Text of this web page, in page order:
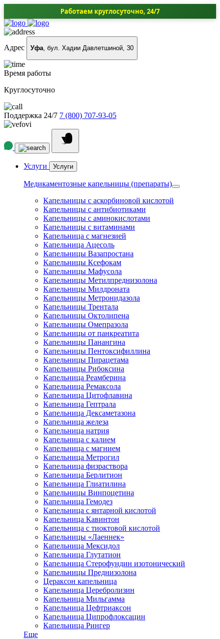
Работаем круглосуточно, 24/7
Адрес Уфа, бул. Хадии Давлетшиной, 30
Время работы
Круглосуточно
Поддержка 24/7 7 (800) 707-93-05
Услуги Услуги
Медикаментозные капельницы (препараты)
Капельницы с аскорбиновой кислотой
Капельницы с антибиотиками
Капельницы с аминокислотами
Капельницы с витаминами
Капельница с магнезией
Капельница Ацесоль
Капельницы Вазапростана
Капельницы Ксефокам
Капельницы Мафусола
Капельницы Метилпреднизолона
Капельницы Милдроната
Капельницы Метронидазола
Капельницы Трентала
Капельницы Октолипена
Капельницы Омепразола
Капельницы от панкреатита
Капельницы Панангина
Капельницы Пентоксифиллина
Капельницы Пирацетама
Капельницы Рибоксина
Капельница Реамберина
Капельница Ремаксола
Капельница Цитофлавина
Капельница Гептрала
Капельница Дексаметазона
Капельница железа
Капельница натрия
Капельница с калием
Капельница с магнием
Капельница Метрогил
Капельница физраствора
Капельница Берлитион
Капельница Глиатилина
Капельницы Винпоцетина
Капельница Гемодез
Капельница с янтарной кислотой
Капельница Кавинтон
Капельница с тиоктовой кислотой
Капельницы «Лаеннек»
Капельница Мексидол
Капельница Глутатион
Капельница Стерофундин изотонический
Капельницы Преднизолона
Цераксон капельница
Капельница Церебролизин
Капельница Мильгамма
Капельница Цефтриаксон
Капельница Ципрофлоксацин
Капельница Рингер
Еще